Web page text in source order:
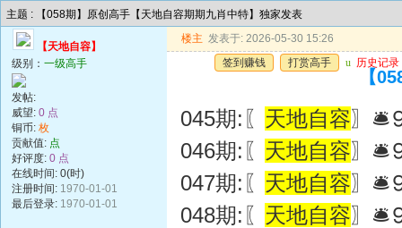
主题 : 【058期】原创高手【天地自容期期九肖中特】独家发表
【天地自容】
级别： 一级高手
发帖:
威望: 0 点
铜币: 枚
贡献值: 点
好评度: 0 点
在线时间: 0(时)
注册时间: 1970-01-01
最后登录: 1970-01-01
楼主 发表于: 2026-05-30 15:26
签到赚钱
打赏高手 u 历史记录
【
045期:〖 天地自容〗
046期:〖 天地自容〗
047期:〖 天地自容〗
048期:〖 天地自容〗